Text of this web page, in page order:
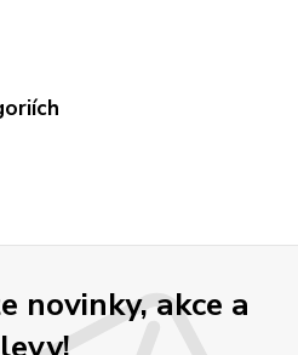
novinky, akce a